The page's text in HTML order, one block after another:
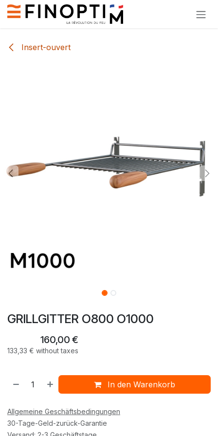
Zum Inhalt springen
Insert-ouvert
GRILLGITTER O800 O1000
160,00 €
133,33 € without taxes
In den Warenkorb
Allgemeine Geschäftsbedingungen
30-Tage-Geld-zurück-Garantie